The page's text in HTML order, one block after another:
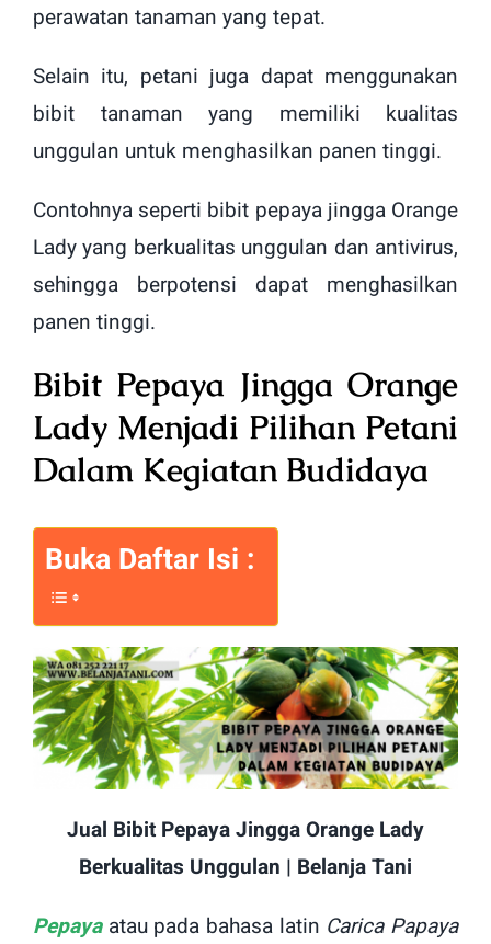
perawatan tanaman yang tepat.
Selain itu, petani juga dapat menggunakan
bibit tanaman yang memiliki kualitas
unggulan untuk menghasilkan panen tinggi.
Contohnya seperti bibit pepaya jingga Orange
Lady yang berkualitas unggulan dan antivirus,
sehingga berpotensi dapat menghasilkan
panen tinggi.
Bibit Pepaya Jingga Orange
Lady Menjadi Pilihan Petani
Dalam Kegiatan Budidaya
Buka Daftar Isi :
Jual Bibit Pepaya Jingga Orange Lady
Berkualitas Unggulan | Belanja Tani
Pepayaatau pada bahasa latin Carica Papaya